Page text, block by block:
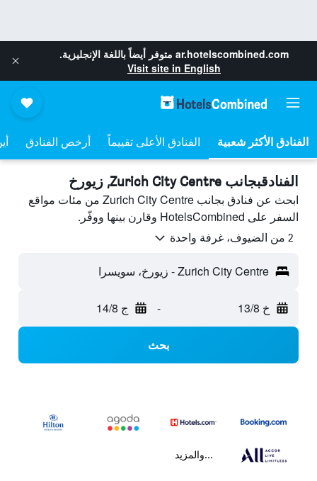
ar.hotelscombined.com متوفر أيضاً باللغة الإنجليزية.
Visit site in English
الفنادق الأعلى تقييماً أرخص الفنادق
الفنادقبجانب Zurich City Centre, زيورخ
ابحث عن فنادق بجانب Zurich City Centre من مئات مواقع
السفر على HotelsCombined وقارن بينها ووفّر.
2 من الضيوف، غرفة واحدة
Zurich City Centre - زيورخ، سويسرا
خ 13/8 - ج 14/8
بحث
...والمزيد